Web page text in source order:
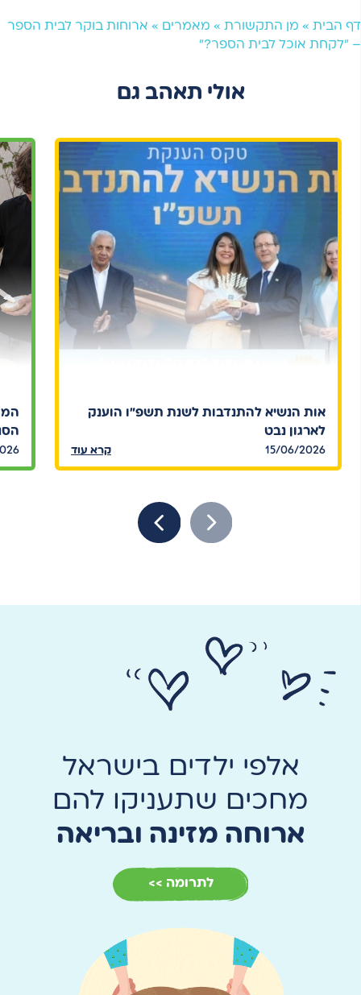
דף הבית » מן התקשורת » מאמרים » ארוחות בוקר לבית הספר
– "לקחת אוכל לבית הספר?"
אולי תאהב גם
אות הנשיא להתנדבות לשנת תשפ"ו הוענק
לארגון נבט
15/06/2026 קרא עוד
אלפי ילדים בישראל
מחכים שתעניקו להם
ארוחה מזינה ובריאה
לתרומה >>